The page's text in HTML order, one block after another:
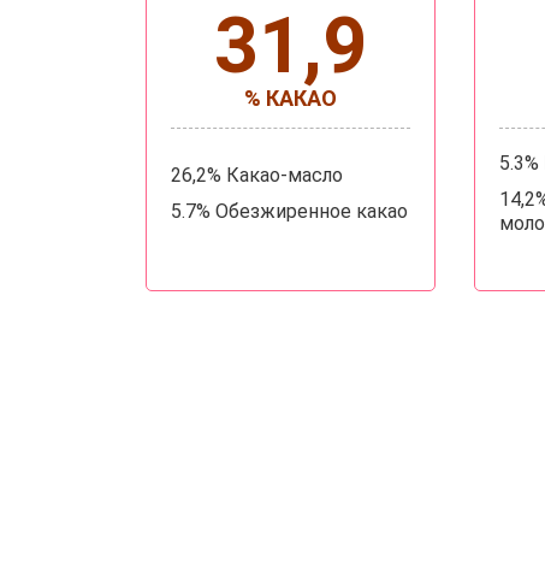
31,9
% КАКАО
26,2% Какао-масло
5.7% Обезжиренное какао